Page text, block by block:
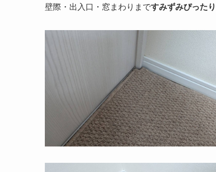
壁際・出入口・窓まわりまですみずみぴったり